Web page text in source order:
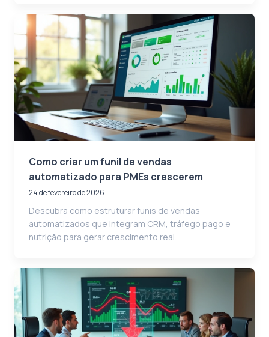
Como criar um funil de vendas
automatizado para PMEs crescerem
24 de fevereiro de 2026
Descubra como estruturar funis de vendas
automatizados que integram CRM, tráfego pago e
nutrição para gerar crescimento real.